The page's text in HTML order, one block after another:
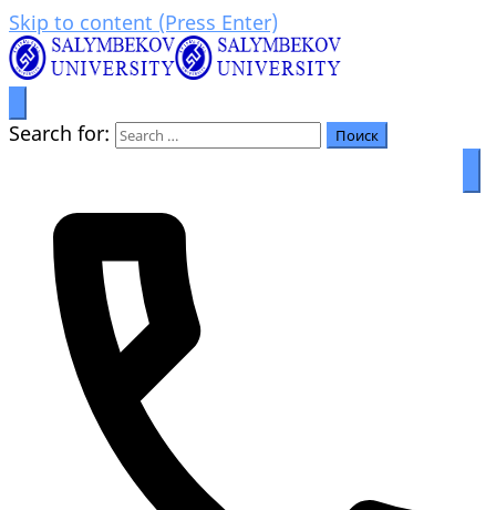
Skip to content (Press Enter)
Салымбеков университет
Prosperity through education
Search for: